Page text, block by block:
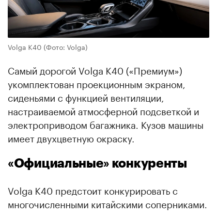
Volga K40 (Фото: Volga)
Самый дорогой Volga K40 («Премиум»)
укомплектован проекционным экраном,
сиденьями с функцией вентиляции,
настраиваемой атмосферной подсветкой и
электроприводом багажника. Кузов машины
имеет двухцветную окраску.
«Официальные» конкуренты
Volga K40 предстоит конкурировать с
многочисленными китайскими соперниками.